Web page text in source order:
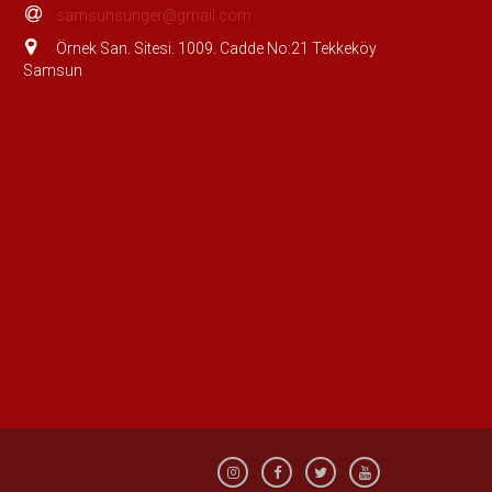
samsunsunger@gmail.com
Örnek San. Sitesi. 1009. Cadde No:21 Tekkeköy
Samsun